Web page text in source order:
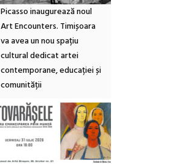
Picasso inaugurează noul
Art Encounters. Timișoara
va avea un nou spațiu
cultural dedicat artei
contemporane, educației și
comunității